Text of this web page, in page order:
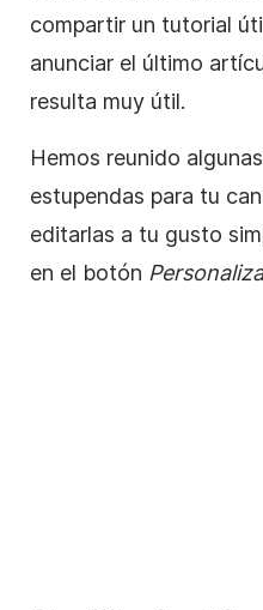
compartir un tutorial
anunciar el último
resulta muy útil.
Hemos reunido algunas
estupendas para tu
editarlas a tu gusto
en el botón